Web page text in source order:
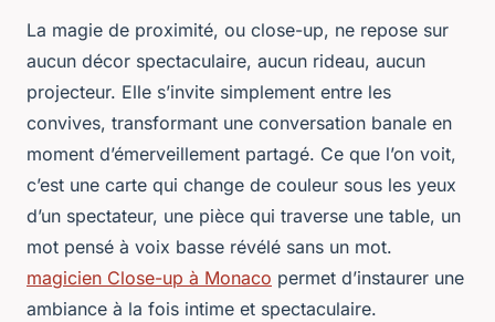
La magie de proximité, ou close-up, ne repose sur
aucun décor spectaculaire, aucun rideau, aucun
projecteur. Elle s’invite simplement entre les
convives, transformant une conversation banale en
moment d’émerveillement partagé. Ce que l’on voit,
c’est une carte qui change de couleur sous les yeux
d’un spectateur, une pièce qui traverse une table, un
mot pensé à voix basse révélé sans un mot.
magicien Close-up à Monaco permet d’instaurer une
ambiance à la fois intime et spectaculaire.